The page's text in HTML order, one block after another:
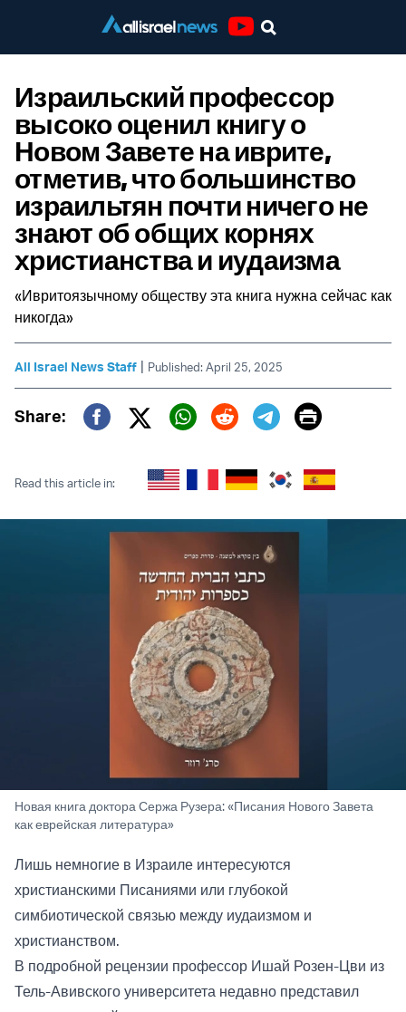
Израильский профессор
высоко оценил книгу о
Новом Завете на иврите,
отметив, что большинство
израильтян почти ничего не
знают об общих корнях
христианства и иудаизма
«Ивритоязычному обществу эта книга нужна сейчас как
никогда»
All Israel News Staff | Published: April 25, 2025
Share:
Twitter (X)
Print
Read this article in:
Новая книга доктора Сержа Рузера: «Писания Нового Завета
как еврейская литература»
Лишь немногие в Израиле интересуются
христианскими Писаниями или глубокой
симбиотической связью между иудаизмом и
христианством.
В подробной рецензии профессор Ишай Розен-Цви из
Тель-Авивского университета недавно представил